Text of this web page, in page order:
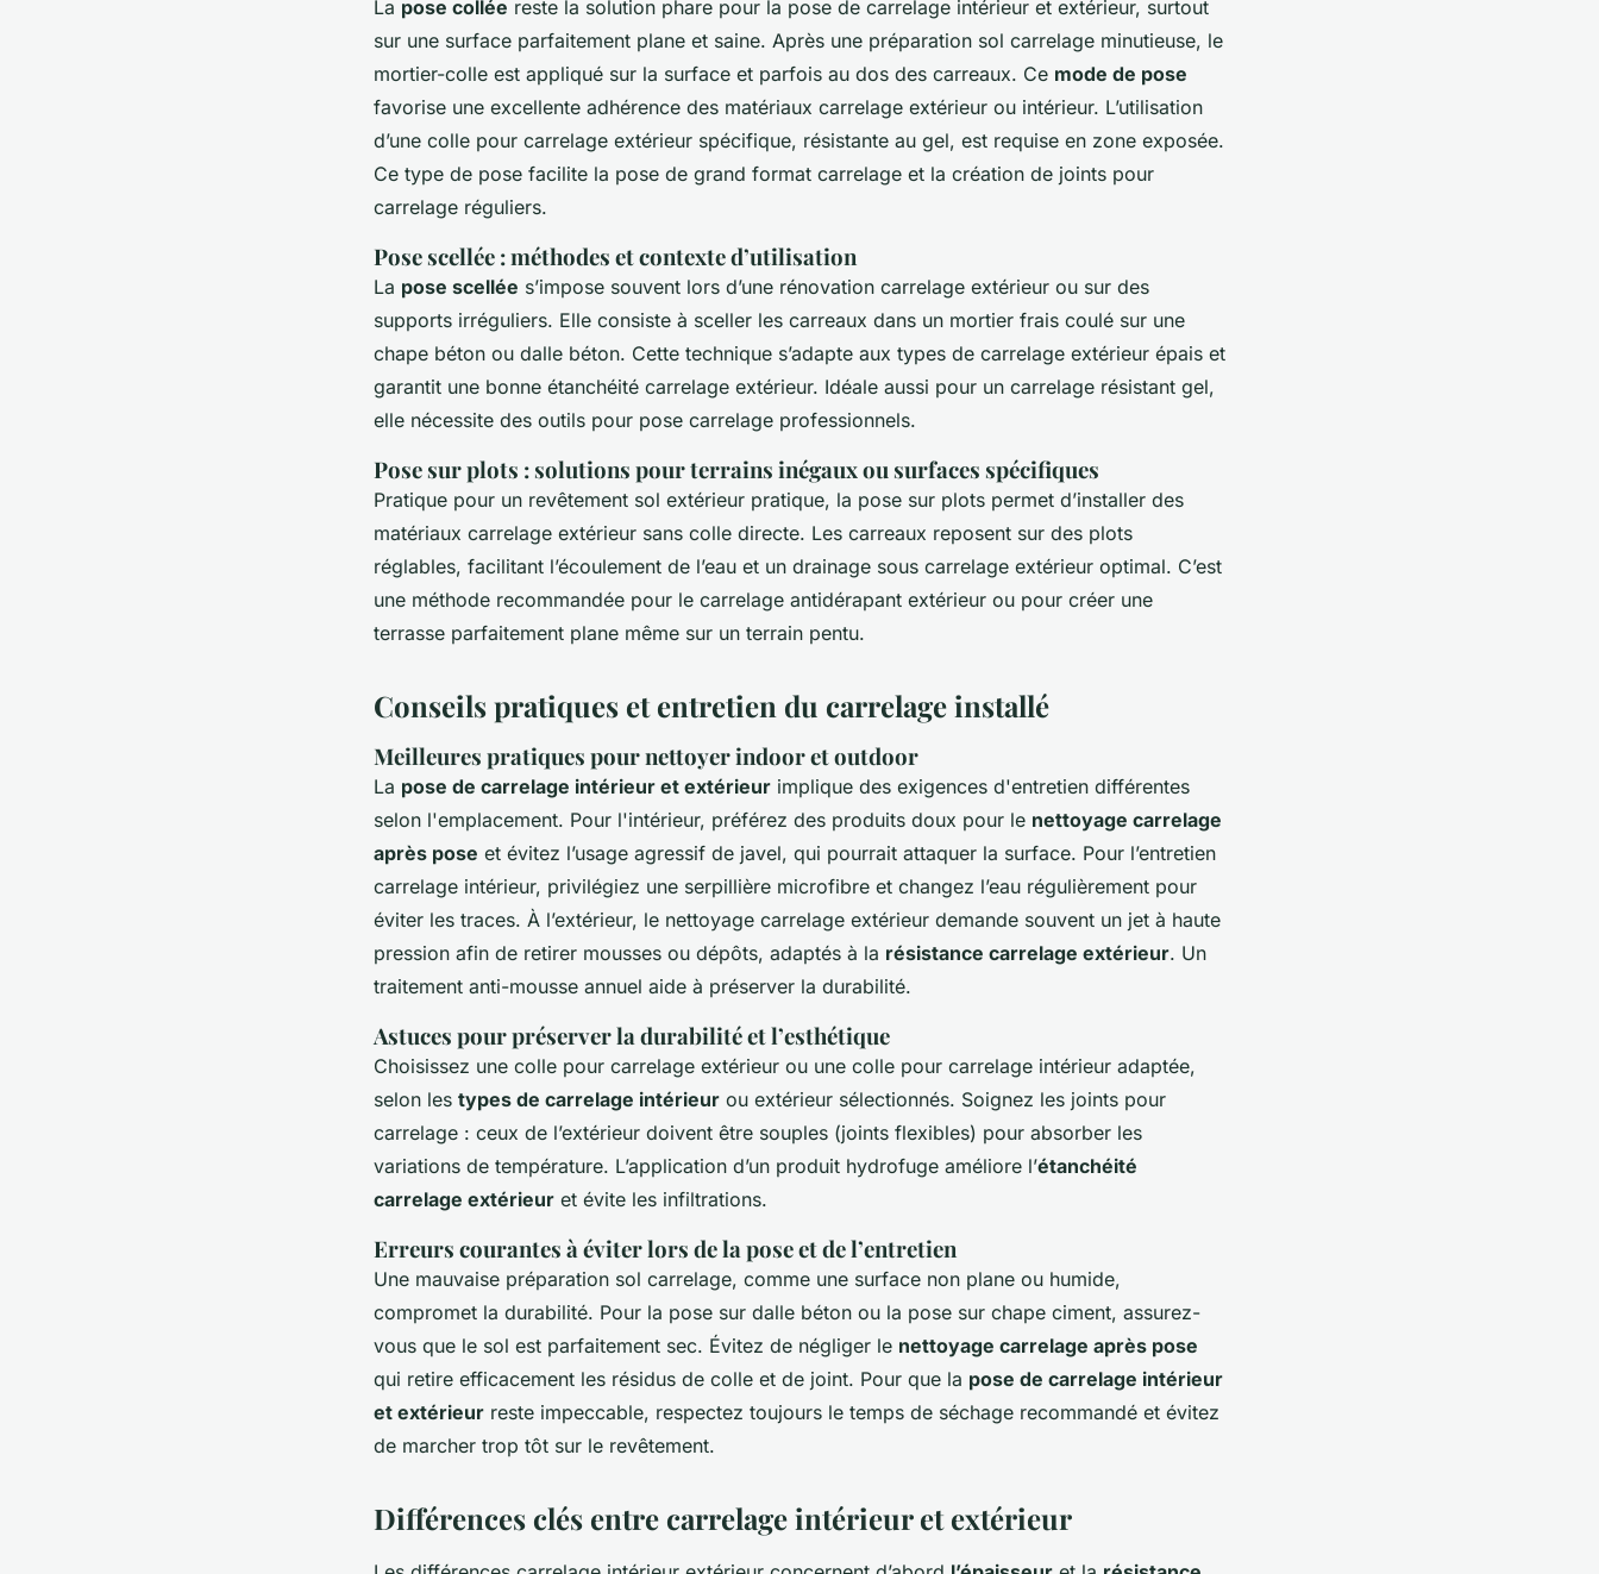
La pose collée reste la solution phare pour la pose de carrelage intérieur et extérieur, surtout
sur une surface parfaitement plane et saine. Après une préparation sol carrelage minutieuse, le
mortier-colle est appliqué sur la surface et parfois au dos des carreaux. Ce mode de pose
favorise une excellente adhérence des matériaux carrelage extérieur ou intérieur. L’utilisation
d’une colle pour carrelage extérieur spécifique, résistante au gel, est requise en zone exposée.
Ce type de pose facilite la pose de grand format carrelage et la création de joints pour
carrelage réguliers.
Pose scellée : méthodes et contexte d’utilisation
La pose scellée s’impose souvent lors d’une rénovation carrelage extérieur ou sur des
supports irréguliers. Elle consiste à sceller les carreaux dans un mortier frais coulé sur une
chape béton ou dalle béton. Cette technique s’adapte aux types de carrelage extérieur épais et
garantit une bonne étanchéité carrelage extérieur. Idéale aussi pour un carrelage résistant gel,
elle nécessite des outils pour pose carrelage professionnels.
Pose sur plots : solutions pour terrains inégaux ou surfaces spécifiques
Pratique pour un revêtement sol extérieur pratique, la pose sur plots permet d’installer des
matériaux carrelage extérieur sans colle directe. Les carreaux reposent sur des plots
réglables, facilitant l’écoulement de l’eau et un drainage sous carrelage extérieur optimal. C’est
une méthode recommandée pour le carrelage antidérapant extérieur ou pour créer une
terrasse parfaitement plane même sur un terrain pentu.
Conseils pratiques et entretien du carrelage installé
Meilleures pratiques pour nettoyer indoor et outdoor
La pose de carrelage intérieur et extérieur implique des exigences d'entretien différentes
selon l'emplacement. Pour l'intérieur, préférez des produits doux pour le nettoyage carrelage
après pose et évitez l’usage agressif de javel, qui pourrait attaquer la surface. Pour l’entretien
carrelage intérieur, privilégiez une serpillière microfibre et changez l’eau régulièrement pour
éviter les traces. À l’extérieur, le nettoyage carrelage extérieur demande souvent un jet à haute
pression afin de retirer mousses ou dépôts, adaptés à la résistance carrelage extérieur. Un
traitement anti-mousse annuel aide à préserver la durabilité.
Astuces pour préserver la durabilité et l’esthétique
Choisissez une colle pour carrelage extérieur ou une colle pour carrelage intérieur adaptée,
selon les types de carrelage intérieur ou extérieur sélectionnés. Soignez les joints pour
carrelage : ceux de l’extérieur doivent être souples (joints flexibles) pour absorber les
variations de température. L’application d’un produit hydrofuge améliore l’étanchéité
carrelage extérieur et évite les infiltrations.
Erreurs courantes à éviter lors de la pose et de l’entretien
Une mauvaise préparation sol carrelage, comme une surface non plane ou humide,
compromet la durabilité. Pour la pose sur dalle béton ou la pose sur chape ciment, assurez-
vous que le sol est parfaitement sec. Évitez de négliger le nettoyage carrelage après pose
qui retire efficacement les résidus de colle et de joint. Pour que la pose de carrelage intérieur
et extérieur reste impeccable, respectez toujours le temps de séchage recommandé et évitez
de marcher trop tôt sur le revêtement.
Différences clés entre carrelage intérieur et extérieur